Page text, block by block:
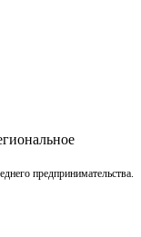
предпринимательства.